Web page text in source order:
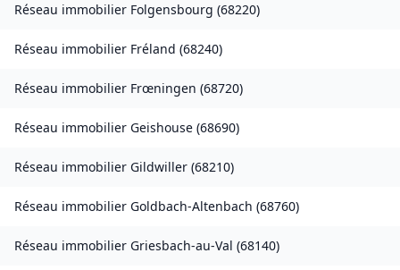
Réseau immobilier Folgensbourg (68220)
Réseau immobilier Fréland (68240)
Réseau immobilier Frœningen (68720)
Réseau immobilier Geishouse (68690)
Réseau immobilier Gildwiller (68210)
Réseau immobilier Goldbach-Altenbach (68760)
Réseau immobilier Griesbach-au-Val (68140)